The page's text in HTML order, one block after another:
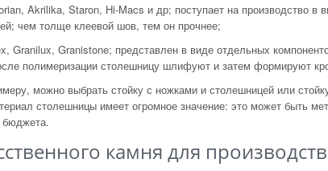
Akrilika, Staron, Hi-Macs и др; поступает на производство в
чем толще клеевой шов, тем он прочнее;
Granilux, Granistone; представлен в виде отдельных
полимеризации столешницу шлифуют и затем формируют
можно выбрать стойку с ножками и столешницей или
столешницы имеет огромное значение: это может быть
бюджета.
камня для